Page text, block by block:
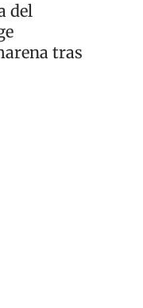
del
tras